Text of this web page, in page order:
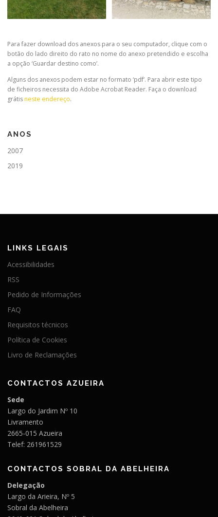
Para fazer download dos anexos para o seu computador, clique com o
botão do lado direito do rato no nome do anexo pretendido e escolha
a opção ‘Guardar destino como’.
Alguns dos anexos podem estar no formato ‘pdf’. Para abrir este tipo
de ficheiros necessita do Adobe Acrobat Reader. Faça o download
grátisneste endereço.
ANOS
2007
2019
LINKS LEGAIS
Acessibilidades
RSS
Pedido de Informações
FAQ
Requisitos técnicos
Política de Cookies
Livro de Reclamações
CONTACTOS AZUEIRA
Sede
Largo do Jardim Nº 10
Livramento
2665-015 Azueira
Telef: 261961529
CONTACTOS SOBRAL DA ABELHEIRA
Delegação
Largo da Arieira, Nº 5
Sobral da Abelheira